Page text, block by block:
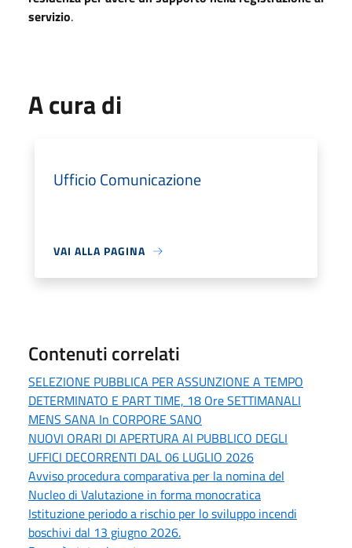
servizio.
A cura di
Ufficio Comunicazione
VAI ALLA PAGINA
Contenuti correlati
SELEZIONE PUBBLICA PER ASSUNZIONE A TEMPO
DETERMINATO E PART TIME, 18 Ore SETTIMANALI
MENS SANA In CORPORE SANO
NUOVI ORARI DI APERTURA Al PUBBLICO DEGLI
UFFICI DECORRENTI DAL 06 LUGLIO 2026
Avviso procedura comparativa per la nomina del
Nucleo di Valutazione in forma monocratica
Istituzione periodo a rischio per lo sviluppo incendi
boschivi dal 13 giugno 2026.